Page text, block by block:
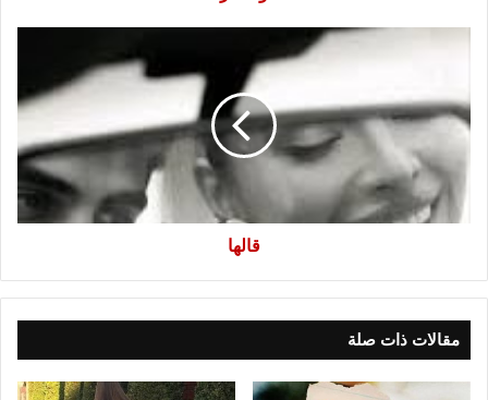
قالها
قالها
مقالات ذات صلة